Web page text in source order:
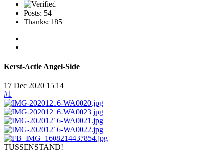
Posts: 54
Thanks: 185
Kerst-Actie Angel-Side
17 Dec 2020 15:14
#1
TUSSENSTAND!